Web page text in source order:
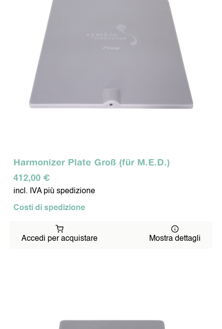
Harmonizer Plate Groß (für M.E.D.)
412,00 €
incl. IVA più spedizione
Costi di spedizione
Accedi per acquistare Mostra dettagli